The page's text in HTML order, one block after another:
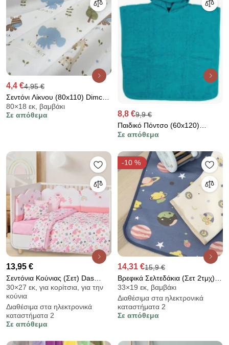
4,4 €4,95 €
Σεντόνι Λίκνου (80x110) Dimcol
Happy Safari 711 White - Sky
Blue
80×18 εκ, βαμβάκι
Σε απόθεμα
8,8 €9,9 €
Παιδικό Πόντσο (60x120)
Dimcol Turquoise
Σε απόθεμα
13,95 €
Σεντόνια Κούνιας (Σετ) Das
Home Baby 4936
30×27 εκ, για κορίτσια, για την
κούνια
Διαθέσιμα στα ηλεκτρονικά
καταστήματα 2
Σε απόθεμα
-10 %
14,31 €15,9 €
Βρεφικά Σελτεδάκια (Σετ 2τμχ)
Nima Tutti &amp; Frutti
33×19 εκ, βαμβάκι
Διαθέσιμα στα ηλεκτρονικά
καταστήματα 2
Σε απόθεμα